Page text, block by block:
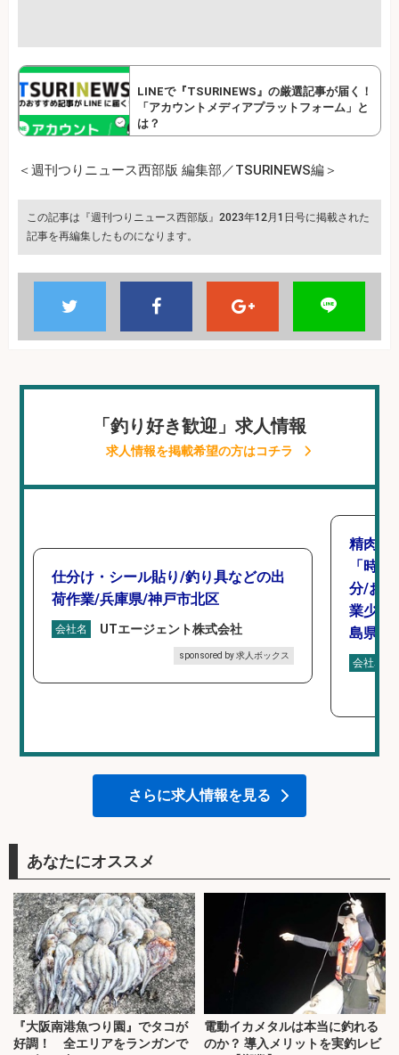
LINEで『TSURINEWS』の厳選記事が届く！
「アカウントメディアプラットフォーム」と
は？
＜週刊つりニュース西部版 編集部／TSURINEWS編＞
この記事は『週刊つりニュース西部版』2023年12月1日号に掲載された
記事を再編集したものになります。
「釣り好き歓迎」求人情報
求人情報を掲載希望の方はコチラ
仕分け・シール貼り/釣り具などの出
荷作業/兵庫県/神戸市北区
会社名 UTエージェント株式会社
sponsored by 求人ボックス
精肉・
「時
分/お
業少な
島県/
会社名
さらに求人情報を見る
あなたにオススメ
『大阪南港魚つり園』でタコが
好調！ 全エリアをランガンで
電動イカメタルは本当に釣れる
のか？ 導入メリットを実釣レビ